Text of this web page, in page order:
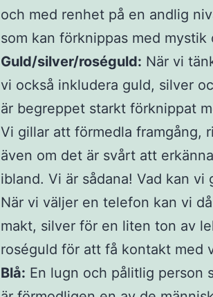
och med renhet på en andlig
som kan förknippas med mystik
Guld/silver/roséguld: När vi
vi också inkludera guld, silver
är begreppet starkt förknippat
Vi gillar att förmedla framgång,
även om det är svårt att
ibland. Vi är sådana! Vad kan vi
När vi väljer en telefon kan vi
makt, silver för en liten ton av
roséguld för att få kontakt med
Blå: En lugn och pålitlig person